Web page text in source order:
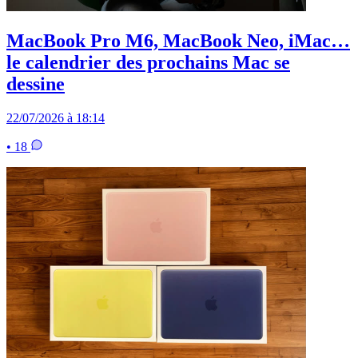
MacBook Pro M6, MacBook Neo, iMac…
le calendrier des prochains Mac se
dessine
22/07/2026 à 18:14
• 18